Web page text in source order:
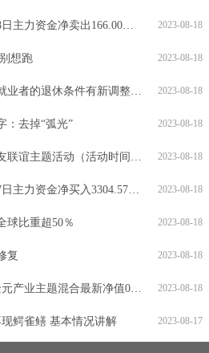
2023-08-18
力资金净卖出166.00万元
2023-08-18
想跑
2023-08-18
条件有新调整？可以提取退休吗？
2023-08-18
：去掉“弧光”
2023-08-18
动（活动时间+活动地点+报名方式）
2023-08-18
力资金净买入3304.57万元
2023-08-18
球比重超50％
2023-08-18
复
2023-08-18
题混合最新净值0.787，涨0.64%
2023-08-17
鳄雀鳝 基本情况讲解